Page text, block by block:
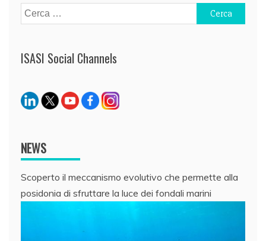
Ricerca
per:
ISASI Social Channels
NEWS
Scoperto il meccanismo evolutivo che permette alla
posidonia di sfruttare la luce dei fondali marini